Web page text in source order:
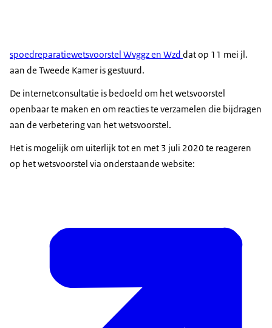
spoedreparatiewetsvoorstel Wvggz en Wzd dat op 11 mei jl.
aan de Tweede Kamer is gestuurd.
De internetconsultatie is bedoeld om het wetsvoorstel
openbaar te maken en om reacties te verzamelen die bijdragen
aan de verbetering van het wetsvoorstel.
Het is mogelijk om uiterlijk tot en met 3 juli 2020 te reageren
op het wetsvoorstel via onderstaande website: